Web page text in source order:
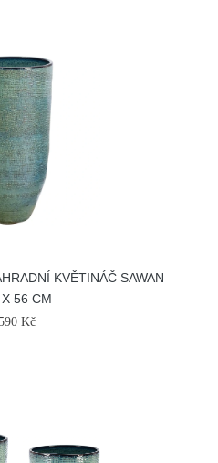
KVĚTINÁČ SAWAN
56 CM
Kč